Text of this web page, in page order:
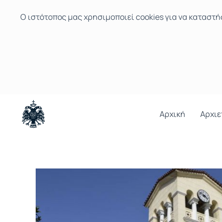
Ο ιστότοπoς μας χρησιμοποιεί cookies για να
Αρχική